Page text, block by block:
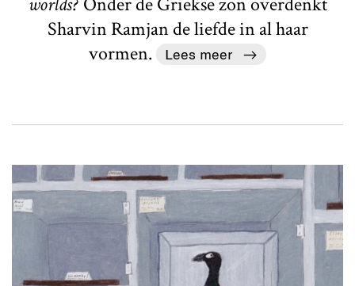
Sharvin Ramjan de liefde in al haar
vormen.
Lees meer